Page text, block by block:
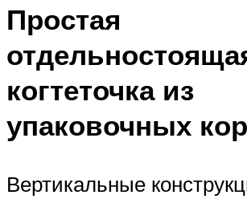
Простая
когтеточка из
упаковочных
Вертикальные